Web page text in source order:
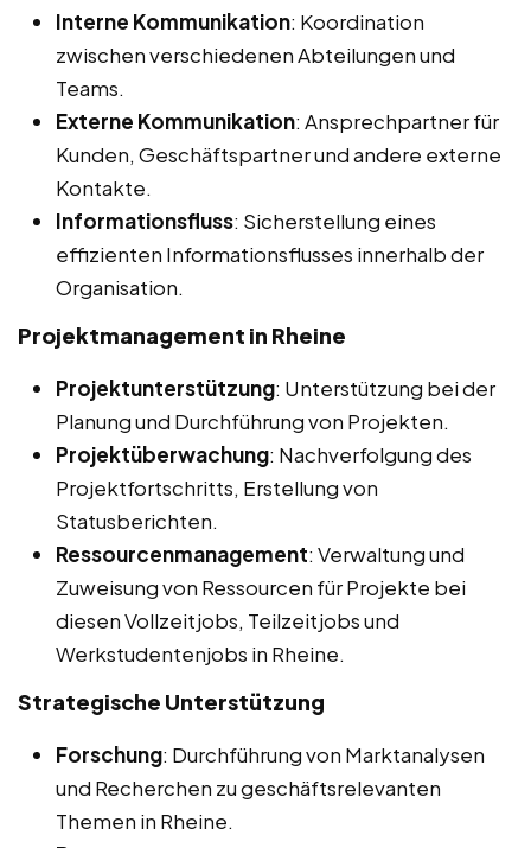
Interne Kommunikation: Koordination
zwischen verschiedenen Abteilungen und
Teams.
Externe Kommunikation: Ansprechpartner für
Kunden, Geschäftspartner und andere externe
Kontakte.
Informationsfluss: Sicherstellung eines
effizienten Informationsflusses innerhalb der
Organisation.
Projektmanagement in Rheine
Projektunterstützung: Unterstützung bei der
Planung und Durchführung von Projekten.
Projektüberwachung: Nachverfolgung des
Projektfortschritts, Erstellung von
Statusberichten.
Ressourcenmanagement: Verwaltung und
Zuweisung von Ressourcen für Projekte bei
diesen Vollzeitjobs, Teilzeitjobs und
Werkstudentenjobs in Rheine.
Strategische Unterstützung
Forschung: Durchführung von Marktanalysen
und Recherchen zu geschäftsrelevanten
Themen in Rheine.